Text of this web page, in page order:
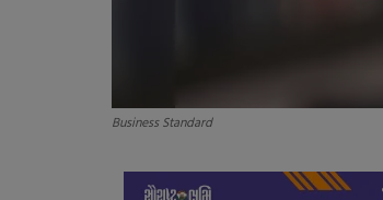
Business Standard